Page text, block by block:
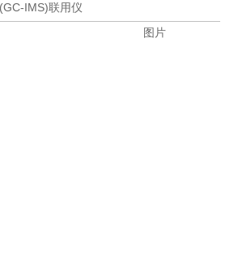
IMS)联用仪